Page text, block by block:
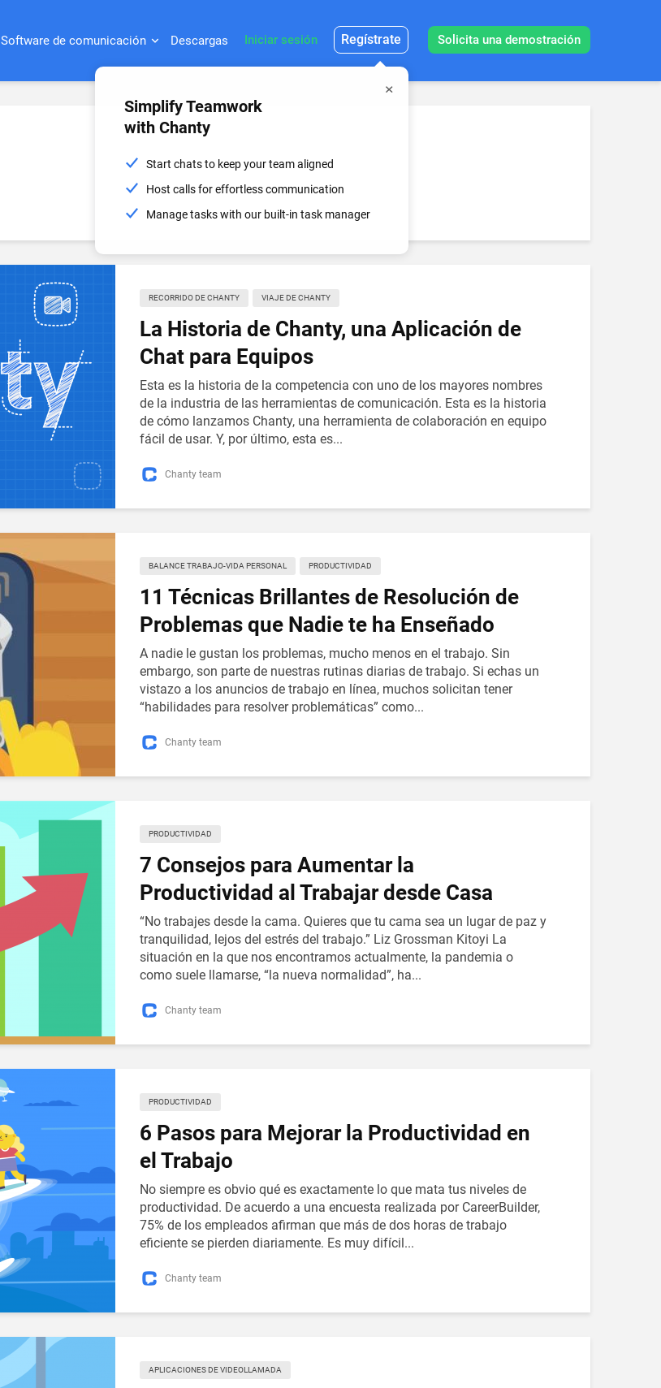
Software de comunicación Descargas Iniciar sesión Regístrate
Simplify Teamwork
with Chanty
Start chats to keep your team aligned
Host calls for effortless communication
Manage tasks with our built-in task manager
Solicita una demostración
RECORRIDO DE CHANTY VIAJE DE CHANTY
La Historia de Chanty, una Aplicación de
Chat para Equipos
Esta es la historia de la competencia con uno de los mayores nombres
de la industria de las herramientas de comunicación. Esta es la historia
de cómo lanzamos Chanty, una herramienta de colaboración en equipo
fácil de usar. Y, por último, esta es...
Chanty team
BALANCE TRABAJO-VIDA PERSONAL PRODUCTIVIDAD
11 Técnicas Brillantes de Resolución de
Problemas que Nadie te ha Enseñado
A nadie le gustan los problemas, mucho menos en el trabajo. Sin
embargo, son parte de nuestras rutinas diarias de trabajo. Si echas un
vistazo a los anuncios de trabajo en línea, muchos solicitan tener
“habilidades para resolver problemáticas” como...
Chanty team
PRODUCTIVIDAD
7 Consejos para Aumentar la
Productividad al Trabajar desde Casa
“No trabajes desde la cama. Quieres que tu cama sea un lugar de paz y
tranquilidad, lejos del estrés del trabajo.” Liz Grossman Kitoyi La
situación en la que nos encontramos actualmente, la pandemia o
como suele llamarse, “la nueva normalidad”, ha...
Chanty team
PRODUCTIVIDAD
6 Pasos para Mejorar la Productividad en
el Trabajo
No siempre es obvio qué es exactamente lo que mata tus niveles de
productividad. De acuerdo a una encuesta realizada por CareerBuilder,
75% de los empleados afirman que más de dos horas de trabajo
eficiente se pierden diariamente. Es muy difícil...
Chanty team
APLICACIONES DE VIDEOLLAMADA